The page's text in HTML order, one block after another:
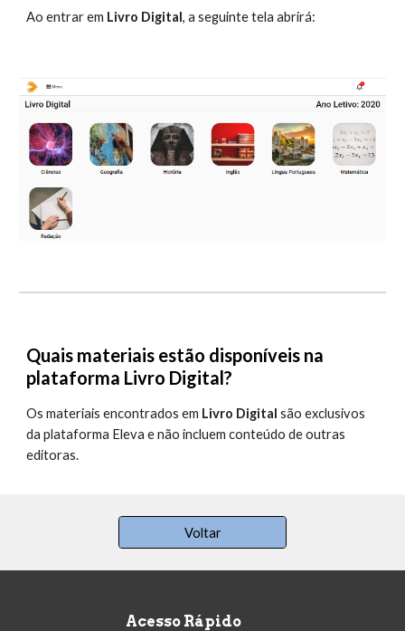
Ao entrar em Livro Digital, a seguinte tela abrirá:
Quais materiais estão disponíveis na
plataforma Livro Digital?
Os materiais encontrados em Livro Digital são exclusivos
da plataforma Eleva e não incluem conteúdo de outras
editoras.
Voltar
Acesso Rápido